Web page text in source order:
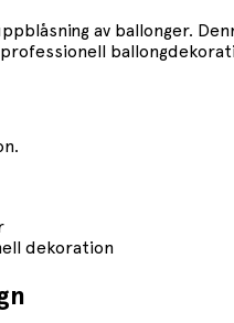
av ballonger.
dekoration